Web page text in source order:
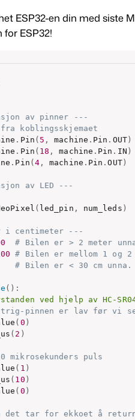
ESP32-en din med
ESP32!
av pinner ---
koblingsskjemaet
. Pin ( 5 , machine . Pin . OUT)
. Pin ( 18 , machine . Pin . IN )
. Pin ( 4, machine . Pin .OUT)
av LED ---
( led_pin , num_leds )
i centimeter ---
# Bilen er > 2 meter
# Bilen er mellom 1 og 2
# Bilen er < 30 cm unna.
( ) :
ved hjelp av HC-
pinnen er lav før vi
( 0 )
( 2 )
mikrosekunders puls
( 1 )
( 10 )
( 0 )
det tar for ekkoet å